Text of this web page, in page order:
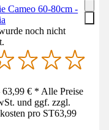
Cameo 60-80cm -
noch nicht
€ * Alle Preise
und ggf. zzgl.
pro ST63,99